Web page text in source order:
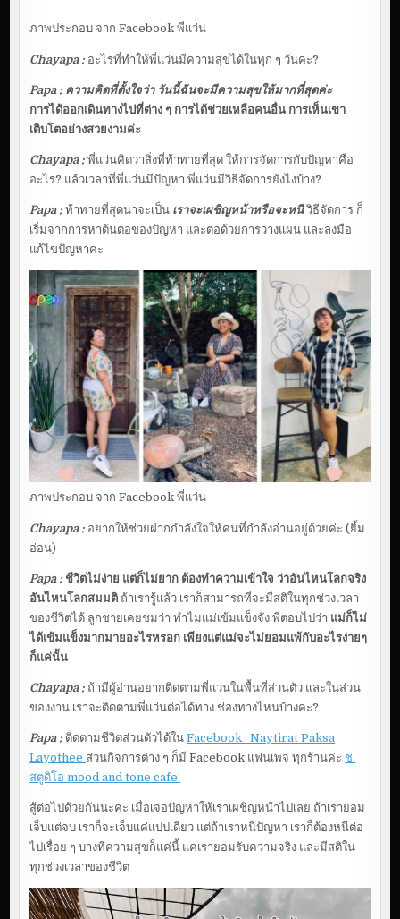
ภาพประกอบ จาก Facebook พี่แว่น
Chayapa : อะไรที่ทำให้พี่แว่นมีความสุขได้ในทุก ๆ วันคะ?
Papa : ความคิดที่ตั้งใจว่า วันนี้ฉันจะมีความสุขให้มากที่สุดค่ะ
การได้ออกเดินทางไปที่ต่าง ๆ การได้ช่วยเหลือคนอื่น การเห็นเขา
เติบโตอย่างสวยงามค่ะ
Chayapa :พี่แว่นคิดว่าสิ่งที่ท้าทายที่สุด ให้การจัดการกับปัญหาคือ
อะไร? แล้วเวลาที่พี่แว่นมีปัญหา พี่แว่นมีวิธีจัดการยังไงบ้าง?
Papa :ท้าทายที่สุดน่าจะเป็น เราจะเผชิญหน้าหรือจะหนีวิธีจัดการ ก็
เริ่มจากการหาต้นตอของปัญหา และต่อด้วยการวางแผน และลงมือ
แก้ไขปัญหาค่ะ
ภาพประกอบ จาก Facebook พี่แว่น
Chayapa : อยากให้ช่วยฝากกำลังใจให้คนที่กำลังอ่านอยู่ด้วยค่ะ (ยิ้ม
อ่อน)
Papa : ชีวิตไม่ง่าย แต่ก็ไม่ยาก ต้องทำความเข้าใจ ว่าอันไหนโลกจริง
อันไหนโลกสมมติ ถ้าเรารู้แล้ว เราก็สามารถที่จะมีสติในทุกช่วงเวลา
ของชีวิตได้ ลูกชายเคยชมว่า ทำไมแม่เข้มแข็งจัง พี่ตอบไปว่า แม่ก็ไม่
ได้เข้มแข็งมากมายอะไรหรอก เพียงแต่แม่จะไม่ยอมแพ้กับอะไรง่ายๆ
ก็แค่นั้น
Chayapa : ถ้ามีผู้อ่านอยากติดตามพี่แว่นในพื้นที่ส่วนตัว และในส่วน
ของงาน เราจะติดตามพี่แว่นต่อได้ทาง ช่องทางไหนบ้างคะ?
Papa : ติดตามชีวิตส่วนตัวได้ในFacebook : Naytirat Paksa
Layothee ส่วนกิจการต่าง ๆ ก็มี Facebook แฟนเพจ ทุกร้านค่ะ ช.
สตูดิโอmood and tone cafe’
สู้ต่อไปด้วยกันนะคะ เมื่อเจอปัญหาให้เราเผชิญหน้าไปเลย ถ้าเรายอม
เจ็บแต่จบ เราก็จะเจ็บแค่แปปเดียว แต่ถ้าเราหนีปัญหา เราก็ต้องหนีต่อ
ไปเรื่อย ๆ บางทีความสุขก็แค่นี้ แค่เรายอมรับความจริง และมีสติใน
ทุกช่วงเวลาของชีวิต